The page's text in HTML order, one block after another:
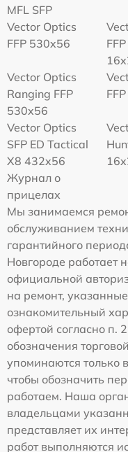
MFL SFP
Vector Optics
FFP 530x56
Vector Optics
Ranging FFP
530x56
Vector Optics
SFP ED Tactical
X8 432x56
Журнал о
прицелах
Мы занимаемся
обслуживанием
гарантийного
Новгороде работает
официальной
на ремонт,
ознакомительный
офертой согласно п.
обозначения
упоминаются
чтобы обозначить
работаем. Наша
владельцами
представляет их
работ выполняются